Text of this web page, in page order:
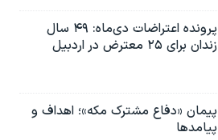
پرونده اعتراضات دی‌ماه: ۴۹ سال
زندان برای ۲۵ معترض در اردبیل
پیمان «دفاع مشترک مکه»؛ اهداف و
پیامدها